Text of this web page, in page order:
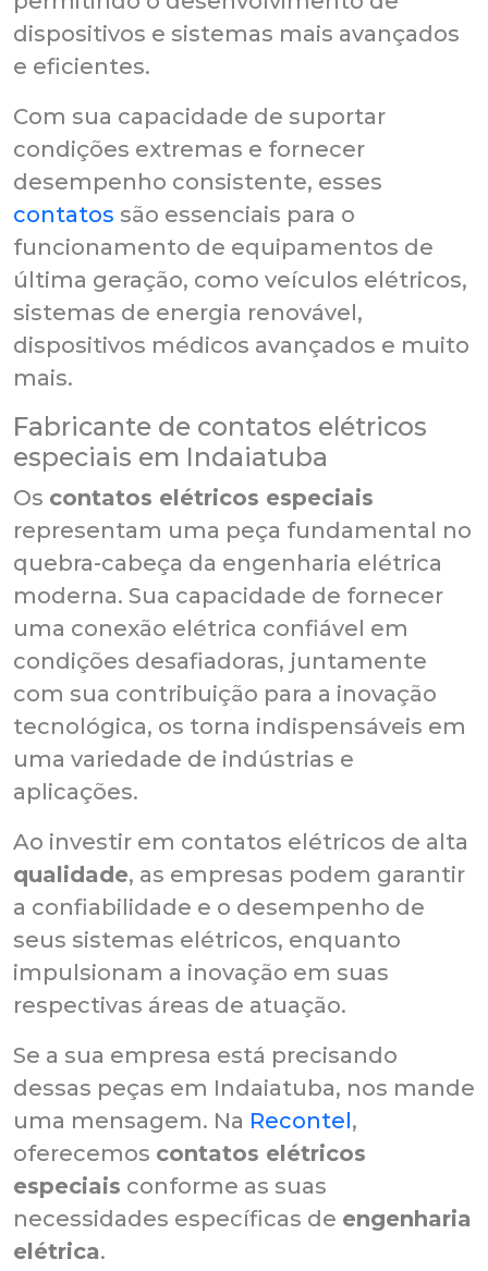
dispositivos e sistemas mais avançados
e eficientes.
Com sua capacidade de suportar
condições extremas e fornecer
desempenho consistente, esses
contatos são essenciais para o
funcionamento de equipamentos de
última geração, como veículos elétricos,
sistemas de energia renovável,
dispositivos médicos avançados e muito
mais.
Fabricante de contatos elétricos
especiais em Indaiatuba
Os contatos elétricos especiais
representam uma peça fundamental no
quebra-cabeça da engenharia elétrica
moderna. Sua capacidade de fornecer
uma conexão elétrica confiável em
condições desafiadoras, juntamente
com sua contribuição para a inovação
tecnológica, os torna indispensáveis em
uma variedade de indústrias e
aplicações.
Ao investir em contatos elétricos de alta
qualidade, as empresas podem garantir
a confiabilidade e o desempenho de
seus sistemas elétricos, enquanto
impulsionam a inovação em suas
respectivas áreas de atuação.
Se a sua empresa está precisando
dessas peças em Indaiatuba, nos mande
uma mensagem. Na Recontel,
oferecemos contatos elétricos
especiais conforme as suas
necessidades específicas de engenharia
elétrica.